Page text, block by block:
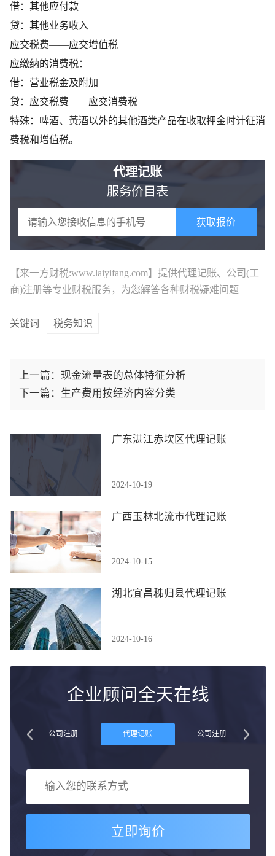
借：其他应付款
贷：其他业务收入
应交税费——应交增值税
应缴纳的消费税：
借：营业税金及附加
贷：应交税费——应交消费税
特殊：啤酒、黃酒以外的其他酒类产品在收取押金时计征消
费税和增值税。
代理记账
服务价目表
获取报价
【来一方财税:www.laiyifang.com】提供代理记账、公司(工
商)注册等专业财税服务，为您解答各种财税疑难问题
关键词 税务知识
上一篇：现金流量表的总体特征分析
下一篇： 生产费用按经济内容分类
广东湛江赤坎区代理记账
2024-10-19
广西玉林北流市代理记账
2024-10-15
湖北宜昌秭归县代理记账
2024-10-16
企业顾问全天在线
公司注册 代理记账 公司注册
立即询价